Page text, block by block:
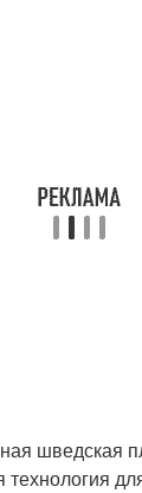
шведская
технология